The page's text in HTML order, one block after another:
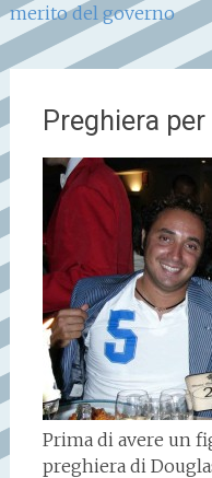
merito del governo
Preghiera
Prima di avere un
preghiera di